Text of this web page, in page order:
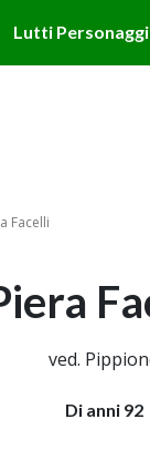
Lutti
Facelli
ved.
Di anni 92
acconsenti